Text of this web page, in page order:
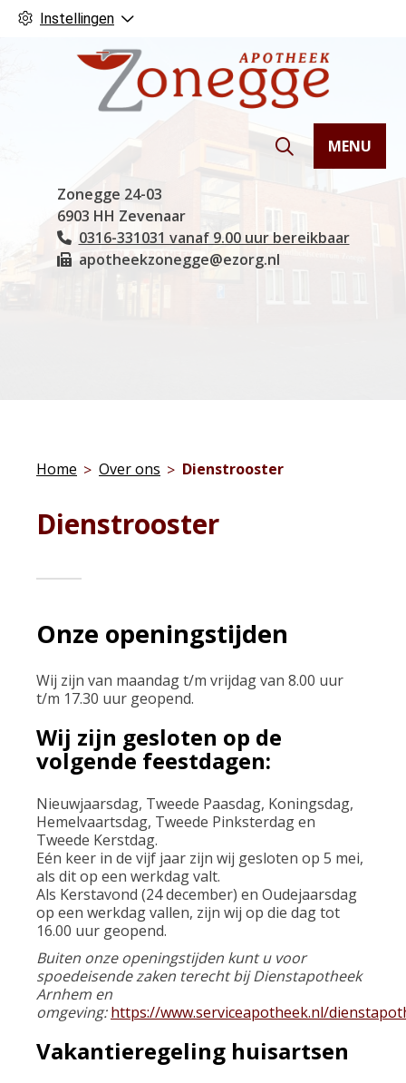
Instellingen
Hoofdmenu
MENU
Zonegge 24-03
6903 HH Zevenaar
Tel:
0316-331031 vanaf 9.00 uur bereikbaar
Fax:
apotheekzonegge@ezorg.nl
Home Over ons Dienstrooster
Dienstrooster
Onze openingstijden
Wij zijn van maandag t/m vrijdag van 8.00 uur
t/m 17.30 uur geopend.
Wij zijn gesloten op de
volgende feestdagen:
Nieuwjaarsdag, Tweede Paasdag, Koningsdag,
Hemelvaartsdag, Tweede Pinksterdag en
Tweede Kerstdag.
Eén keer in de vijf jaar zijn wij gesloten op 5 mei,
als dit op een werkdag valt.
Als Kerstavond (24 december) en Oudejaarsdag
op een werkdag vallen, zijn wij op die dag tot
16.00 uur geopend.
Buiten onze openingstijden kunt u voor
spoedeisende zaken terecht bij Dienstapotheek
Arnhem en
omgeving:https://www.serviceapotheek.nl/
Vakantieregeling huisartsen